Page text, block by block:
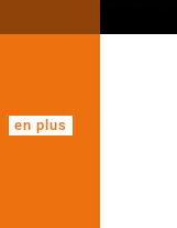
en plus